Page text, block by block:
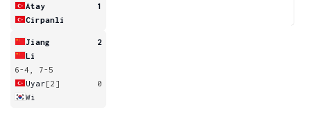
Atay
1
Cirpanli
Jiang
2
Li
6-4, 7-5
Uyar[2]
0
Wi